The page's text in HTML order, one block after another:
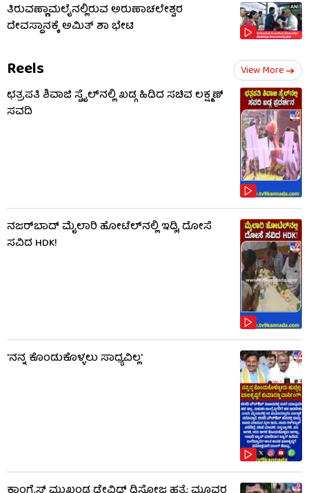
ತಿರುವಣ್ಣಾಮಲೈನಲ್ಲಿರುವ ಅರುಣಾಚಲೇಶ್ವರ
ದೇವಸ್ಥಾನಕ್ಕೆ ಅಮಿತ್ ಶಾ ಭೇಟಿ
Reels View More
ಛತ್ರಪತಿ ಶಿವಾಜಿ ಸ್ಟೈಲ್​ನಲ್ಲಿ ಖಡ್ಗ ಹಿಡಿದ ಸಚಿವ ಲಕ್ಷ್ಮಣ್
ಸವದಿ
ನಜರ್‌ಬಾದ್ ಮೈಲಾರಿ ಹೋಟೆಲ್‌ನಲ್ಲಿ ಇಡ್ಲಿ, ದೋಸೆ
ಸವಿದ HDK!
'ನನ್ನ ಕೊಂಡುಕೊಳ್ಳಲು ಸಾಧ್ಯವಿಲ್ಲ'